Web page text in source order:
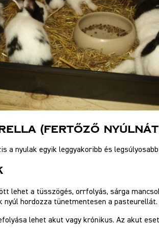
(fertőző
a nyulak egyik leggyakoribb és
lehet a tüsszögés, orrfolyás, sárga
nyúl hordozza tünetmentesen a
lehet akut vagy krónikus. Az akut